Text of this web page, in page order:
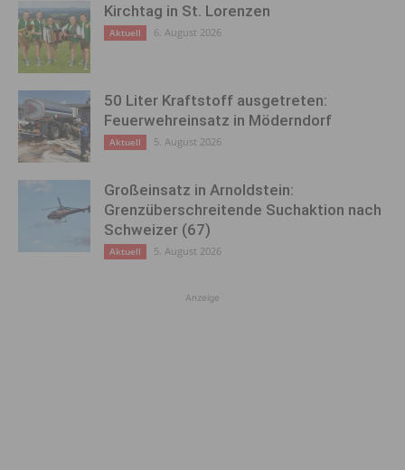
Kirchtag in St. Lorenzen
Aktuell 6. August 2026
50 Liter Kraftstoff ausgetreten:
Feuerwehreinsatz in Möderndorf
Aktuell 5. August 2026
Großeinsatz in Arnoldstein:
Grenzüberschreitende Suchaktion nach
Schweizer (67)
Aktuell 5. August 2026
Anzeige